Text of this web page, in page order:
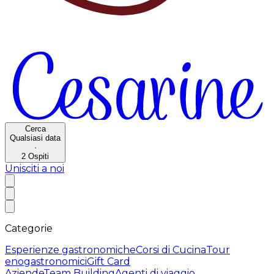
Cerca
Qualsiasi data
·
2 Ospiti
Unisciti a noi
Categorie
Esperienze gastronomicheCorsi di CucinaTour
enogastronomiciGift Card